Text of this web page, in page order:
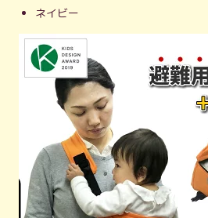
ネイビー